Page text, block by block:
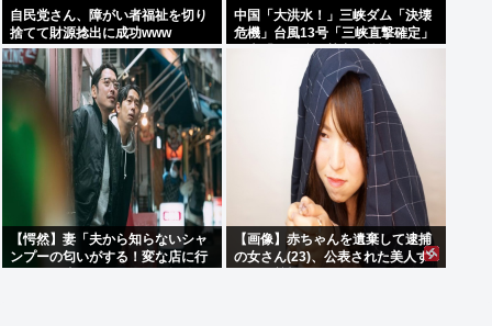
自民党さん、障がい者福祉を切り
捨てて財源捻出に成功www
中国「大洪水！」三峡ダム「決壊
危機」台風13号「三峡直撃確定」
日本「最も強い勢力で接近！（伊
勢湾台風級」台風13号と15号「中
国本土でぶつかり合う（前代未
【愕然】妻「夫から知らないシャ
ンプーの匂いがする！変な店に行
【画像】赤ちゃんを遺棄して逮捕
の女さん(23)、公表された美人す